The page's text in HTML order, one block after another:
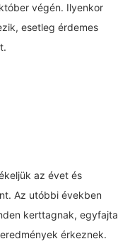
végén. Ilyenkor
esetleg érdemes
az évet és
Az utóbbi években
kerttagnak, egyfajta
érkeznek.